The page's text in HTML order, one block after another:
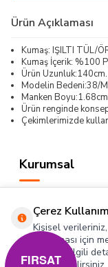
Ürün Açıklaması
Kumaş: IŞILTI TÜL/
Kumaş İçerik: %100
Ürün Uzunluk:140cm.
Modelin Bedeni:38/
Manken
Ürün renginde
Çekimlerimizde
Kurumsal
Hızlı Erişim
Sosyal
Çerez
Kişisel
sunulması için
Konuyla ilgili
FIRSAT